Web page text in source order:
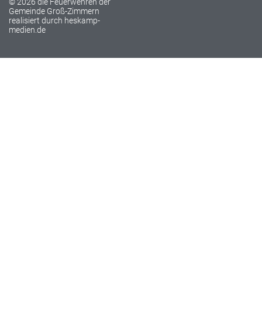
Gemeinde Groß-Zimmern
realisiert durch heskamp-
medien.de